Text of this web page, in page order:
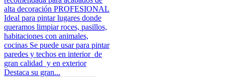
alta decoración PROFESIONAL
Ideal para pintar lugares donde
queramos limpiar roces, pasillos,
habitaciones con animales,
cocinas Se puede usar para pintar
paredes y techos en interior de
gran calidad y en exterior
Destaca su gran...